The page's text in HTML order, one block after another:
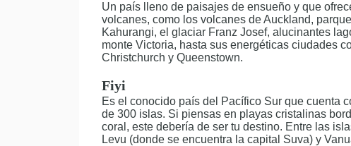
Un país lleno de paisajes de ensueño y que
volcanes, como los volcanes de Auckland,
Kahurangi, el glaciar Franz Josef, alucinantes
monte Victoria, hasta sus energéticas ciudades
Christchurch y Queenstown.
Fiyi
Es el conocido país del Pacífico Sur que cuenta
de 300 islas. Si piensas en playas cristalinas
coral, este debería de ser tu destino. Entre las
Levu (donde se encuentra la capital Suva) y